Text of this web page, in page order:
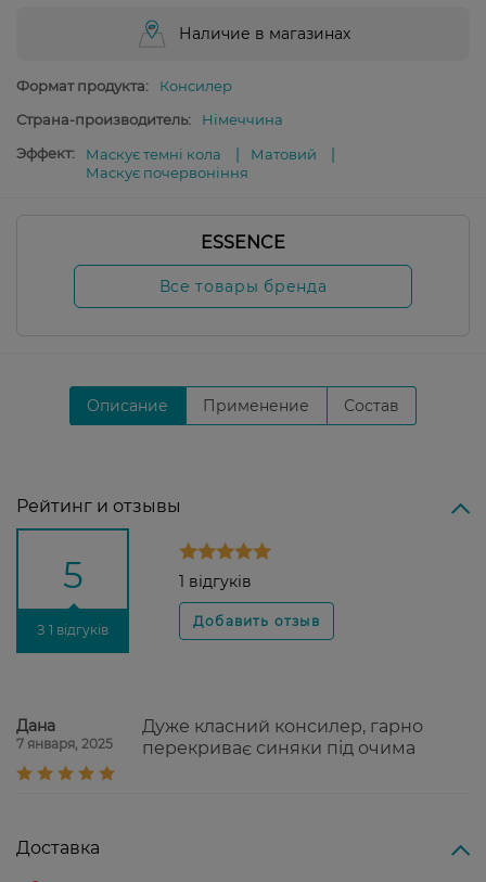
Наличие в магазинах
Формат продукта:
Консилер
Страна-производитель:
Німеччина
Эффект:
Маскує темні кола
Матовий
Маскує почервоніння
ESSENCE
Все товары бренда
Описание Применение Состав
Рейтинг и отзывы
5
З 1 відгуків
1 відгуків
Дана
7 января, 2025
Дуже класний консилер, гарно
перекриває синяки під очима
Доставка